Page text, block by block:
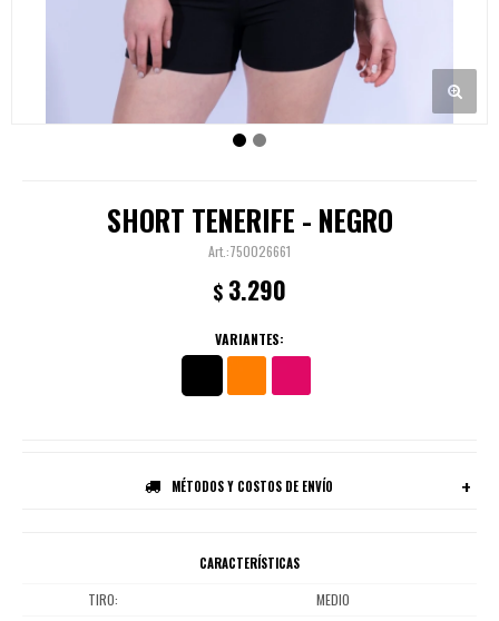
SHORT TENERIFE - NEGRO
750026661
$ 3.290
VARIANTES:
MÉTODOS Y COSTOS DE ENVÍO
CARACTERÍSTICAS
TIRO
MEDIO